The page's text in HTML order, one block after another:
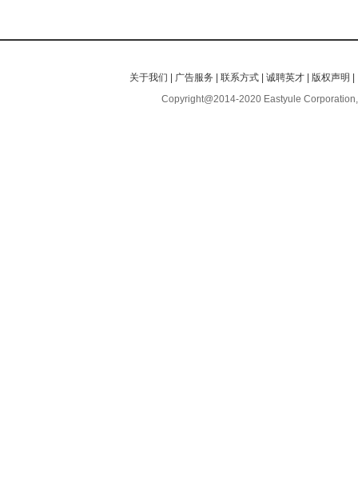
关于我们 | 广告服务 |联系方式 |诚聘英才 | 版权声明 |
Copyright@2014-2020 Eastyule